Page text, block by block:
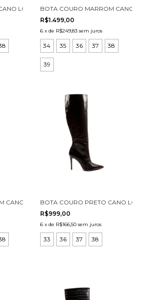
LONGO CECCONELLO 2906002-2
BOTA COURO MARROM CANO
R$1.499,00
6 x de R$249,83 sem juros
34 35 36 37 38
39
CANO LONGO CECCONELLO 2906002-3
BOTA COURO PRETO CANO
R$999,00
6 x de R$166,50 sem juros
33 36 37 38